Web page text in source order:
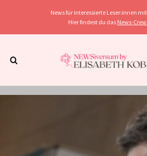
News für interessierte Leser:innen
Hier findest du das News-Crew